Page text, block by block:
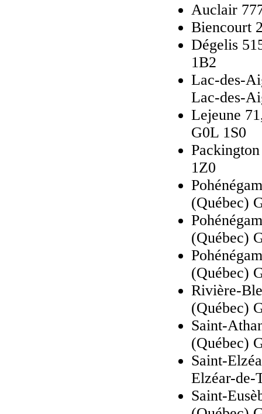
Auclair
Biencourt
Dégelis
1B2
Lac-des-
Lac-des-
Lejeune
G0L 1S0
1Z0
(Québec)
(Québec)
(Québec)
Rivière-
(Québec)
Saint-
(Québec)
Saint-
Elzéar-de-
Saint-